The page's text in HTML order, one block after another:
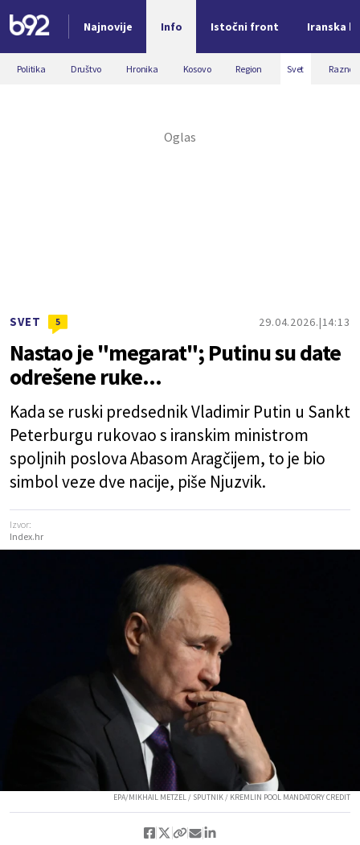
Najnovije Info Istočni front Iranska
Nova vest
Politika Društvo Hronika Kosovo Region Svet Razno
SVET 5 29.04.2026. 14:13
Nastao je "megarat"; Putinu su date
odrešene ruke...
Kada se ruski predsednik Vladimir Putin u Sankt
Peterburgu rukovao s iranskim ministrom
spoljnih poslova Abasom Aragčijem, to je bio
simbol veze dve nacije, piše Njuzvik.
Izvor:
Index.hr
EPA/MIKHAIL METZEL / SPUTNIK / KREMLIN POOL MANDATORY CREDIT